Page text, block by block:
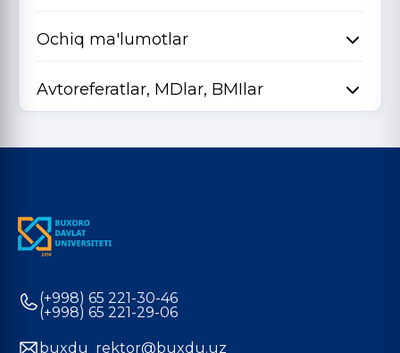
Ochiq ma'lumotlar
Avtoreferatlar, MDlar, BMIlar
(+998) 65 221-30-46
(+998) 65 221-29-06
buxdu_rektor@buxdu.uz